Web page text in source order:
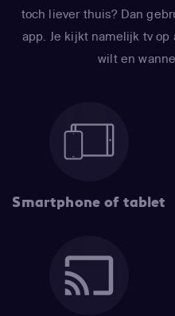
toch liever thuis? Dan
app. Je kijkt namelijk tv op
wilt en
Smartphone of tablet